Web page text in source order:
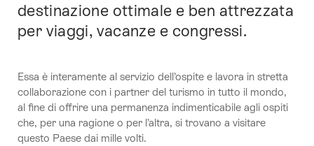
destinazione ottimale e ben attrezzata
per viaggi, vacanze e congressi.
Essa è interamente al servizio dell’ospite e lavora in stretta
collaborazione con i partner del turismo in tutto il mondo,
al fine di offrire una permanenza indimenticabile agli ospiti
che, per una ragione o per l’altra, si trovano a visitare
questo Paese dai mille volti.